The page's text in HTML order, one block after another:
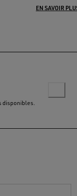
EN SAVOIR
disponibles.